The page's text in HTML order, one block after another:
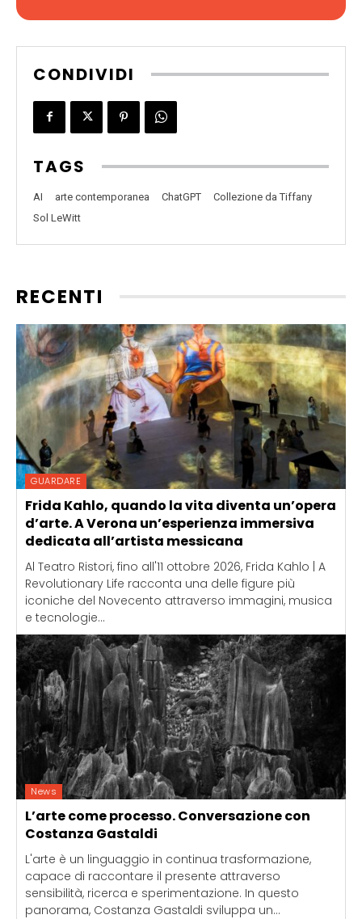
CONDIVIDI
TAGS
AI arte contemporanea ChatGPT
Collezione da Tiffany
Sol LeWitt
RECENTI
GUARDARE
Frida Kahlo, quando la vita diventa un’opera
d’arte. A Verona un’esperienza immersiva
dedicata all’artista messicana
Al Teatro Ristori, fino all'11 ottobre 2026, Frida Kahlo | A
Revolutionary Life racconta una delle figure più
iconiche del Novecento attraverso immagini, musica
e tecnologie...
News
L’arte come processo. Conversazione con
Costanza Gastaldi
L'arte è un linguaggio in continua trasformazione,
capace di raccontare il presente attraverso
sensibilità, ricerca e sperimentazione. In questo
panorama, Costanza Gastaldi sviluppa un...